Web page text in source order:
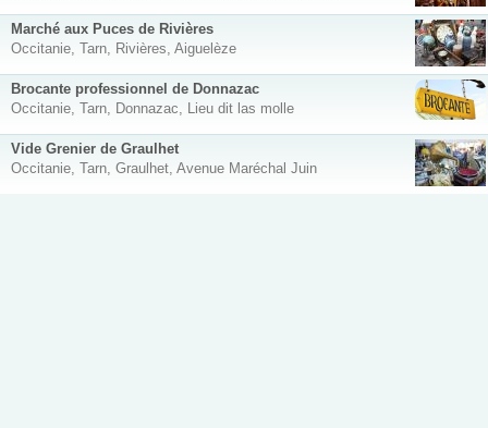
Marché aux Puces de Rivières
Occitanie, Tarn, Rivières, Aiguelèze
Brocante professionnel de Donnazac
Occitanie, Tarn, Donnazac, Lieu dit las molle
Vide Grenier de Graulhet
Occitanie, Tarn, Graulhet, Avenue Maréchal Juin